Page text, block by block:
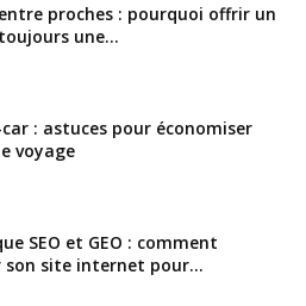
proches : pourquoi offrir un
une...
: astuces pour économiser
voyage
SEO et GEO : comment
site internet pour...